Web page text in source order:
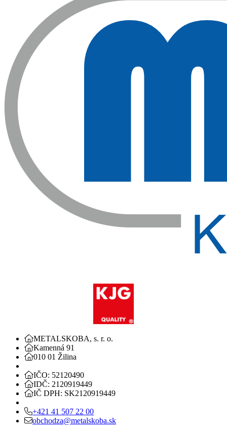
METALSKOBA, s. r. o.
Kamenná 91
010 01 Žilina
IČO: 52120490
IDČ: 2120919449
IČ DPH: SK2120919449
+421 41 507 22 00
obchodza@metalskoba.sk